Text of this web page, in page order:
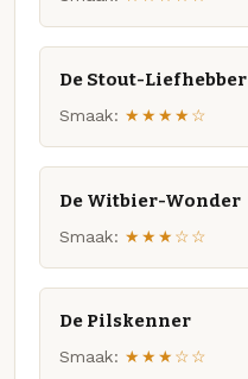
De Stout-Liefhebber
Smaak: ★★★★☆
De Witbier-Wonder
Smaak: ★★★☆☆
De Pilskenner
Smaak: ★★★☆☆